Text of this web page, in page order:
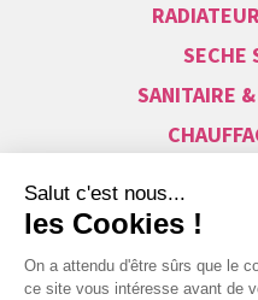
SECHE
SANITAIRE
MAISON